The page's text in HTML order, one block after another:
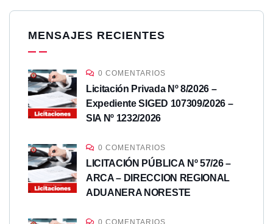
MENSAJES RECIENTES
0 COMENTARIOS
Licitación Privada Nº 8/2026 –
Expediente SIGED 107309/2026 –
SIA Nº 1232/2026
0 COMENTARIOS
LICITACIÓN PÚBLICA Nº 57/26 –
ARCA – DIRECCION REGIONAL
ADUANERA NORESTE
0 COMENTARIOS